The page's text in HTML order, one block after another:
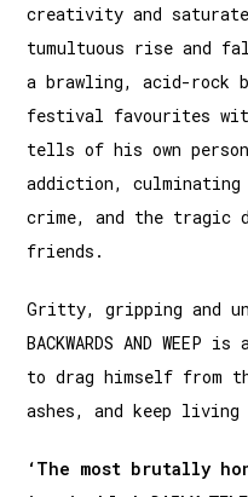
creativity and
tumultuous rise and
a brawling, acid-rock
festival favourites
tells of his own
addiction, culminating
crime, and the tragic
friends.
Gritty, gripping and
BACKWARDS AND
to drag himself from
ashes, and keep living
‘The most brutally